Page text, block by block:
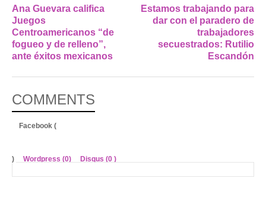
Ana Guevara califica
Juegos
Centroamericanos “de
fogueo y de relleno”,
ante éxitos mexicanos
Estamos trabajando para
dar con el paradero de
trabajadores
secuestrados: Rutilio
Escandón
COMMENTS
Facebook (
) Wordpress (0) Disqus (0 )